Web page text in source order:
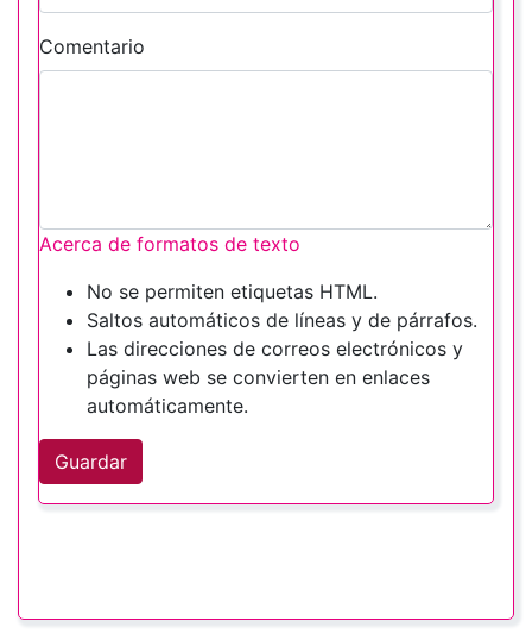
Comentario
Acerca de formatos de texto
No se permiten etiquetas HTML.
Saltos automáticos de líneas y de párrafos.
Las direcciones de correos electrónicos y
páginas web se convierten en enlaces
automáticamente.
Guardar